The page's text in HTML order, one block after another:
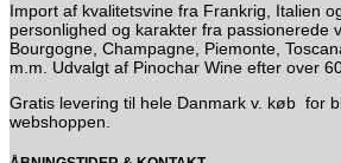
Import af kvalitetsvine fra Frankrig, Italien
personlighed og karakter fra passionerede
Bourgogne, Champagne, Piemonte,
m.m. Udvalgt af Pinochar Wine efter over
Gratis levering til hele Danmark v. køb for
webshoppen.